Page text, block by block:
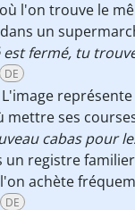
l'on trouve le
un
fermé, tu
DE
L'image représente
mettre ses
cabas pour
un registre
achète
DE